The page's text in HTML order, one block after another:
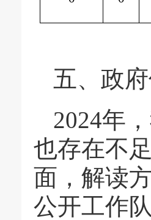
五、政
2024年
也存在不
面，解读
公开工作